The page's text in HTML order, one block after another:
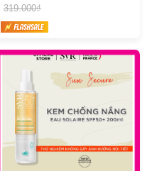
319.000₫